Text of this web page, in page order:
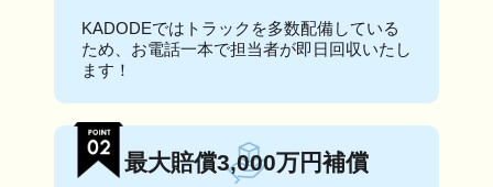
KADODEではトラックを多数配備している
ため、お電話一本で担当者が即日回収いたし
ます！
最大賠償3,000万円補償